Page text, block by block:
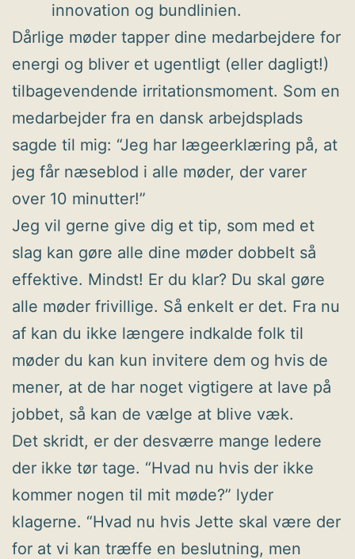
innovation og bundlinien.
Dårlige møder tapper dine medarbejdere for
energi og bliver et ugentligt (eller dagligt!)
tilbagevendende irritationsmoment. Som en
medarbejder fra en dansk arbejdsplads
sagde til mig: “Jeg har lægeerklæring på, at
jeg får næseblod i alle møder, der varer
over 10 minutter!”
Jeg vil gerne give dig et tip, som med et
slag kan gøre alle dine møder dobbelt så
effektive. Mindst! Er du klar? Du skal gøre
alle møder frivillige. Så enkelt er det. Fra nu
af kan du ikke længere indkalde folk til
møder du kan kun invitere dem og hvis de
mener, at de har noget vigtigere at lave på
jobbet, så kan de vælge at blive væk.
Det skridt, er der desværre mange ledere
der ikke tør tage. “Hvad nu hvis der ikke
kommer nogen til mit møde?” lyder
klagerne. “Hvad nu hvis Jette skal være der
for at vi kan træffe en beslutning, men